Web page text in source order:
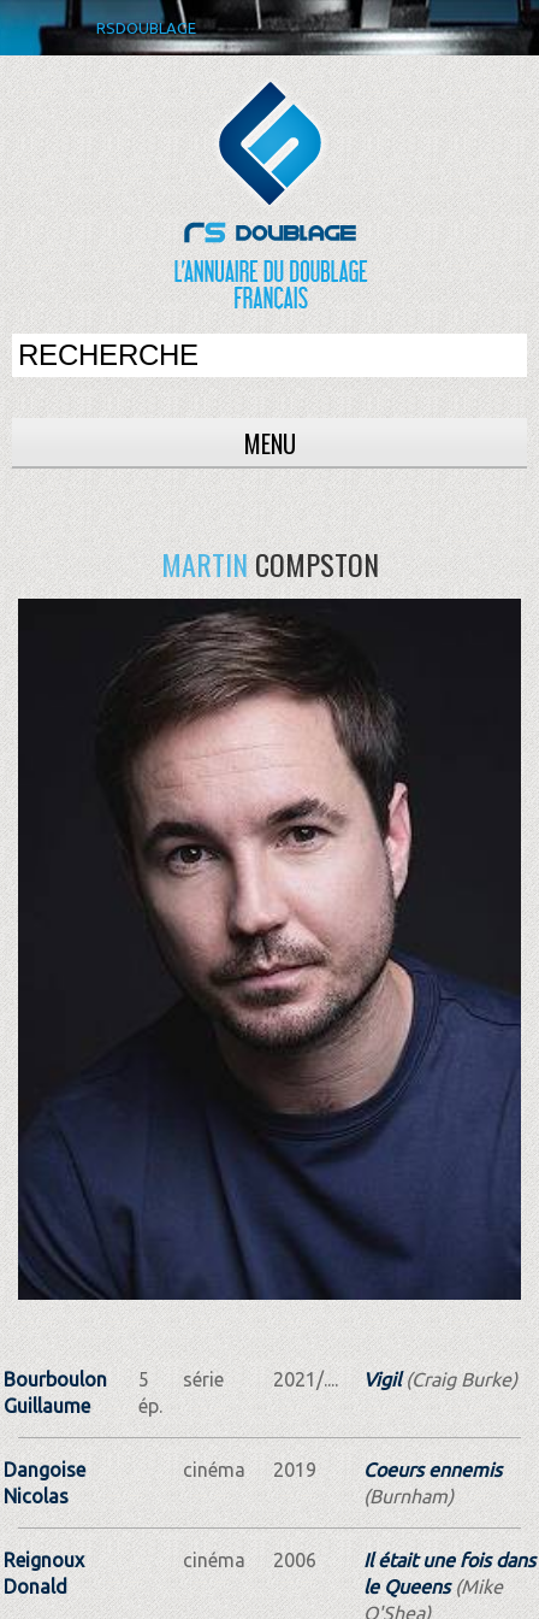
RSDOUBLAGE
MENU
MARTINCOMPSTON
Bourboulon
Guillaume
5
ép.
série 2021/.... Vigil(Craig Burke)
Dangoise
Nicolas
cinéma 2019
Coeurs ennemis
(Burnham)
Reignoux
Donald
cinéma 2006
Il était une fois dans
le Queens(Mike
O'Shea)